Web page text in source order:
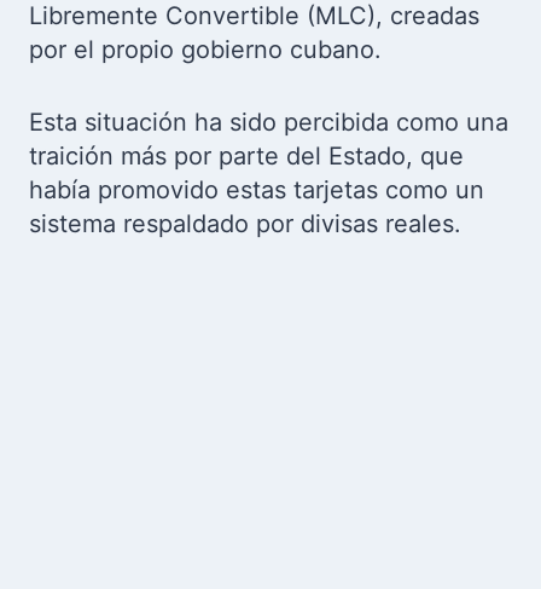
Libremente Convertible (MLC), creadas
por el propio gobierno cubano.
Esta situación ha sido percibida como una
traición más por parte del Estado, que
había promovido estas tarjetas como un
sistema respaldado por divisas reales.